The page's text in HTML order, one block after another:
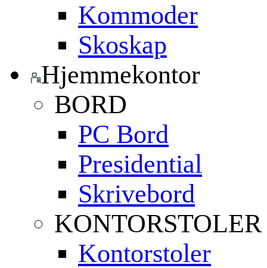
Kommoder
Skoskap
Hjemmekontor
BORD
PC Bord
Presidential
Skrivebord
KONTORSTOLER
Kontorstoler